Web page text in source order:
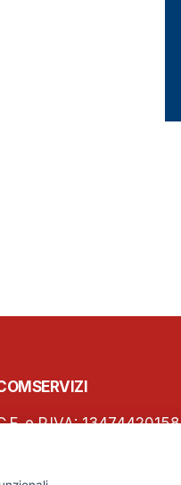
e P.IVA: 13474420158
+39 02 2838 1307